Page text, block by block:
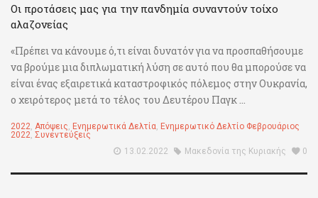
Οι προτάσεις μας για την πανδημία συναντούν τοίχο
αλαζονείας
«Πρέπει να κάνουμε ό,τι είναι δυνατόν για να προσπαθήσουμε
να βρούμε μια διπλωματική λύση σε αυτό που θα μπορούσε να
είναι ένας εξαιρετικά καταστροφικός πόλεμος στην Ουκρανία,
ο χειρότερος μετά το τέλος του Δευτέρου Παγκ ...
2022, Απόψεις, Ενημερωτικά Δελτία, Ενημερωτικό Δελτίο Φεβρουάριος
2022, Συνεντεύξεις
13.02.2022
Μακεδονία της Κυριακής 0